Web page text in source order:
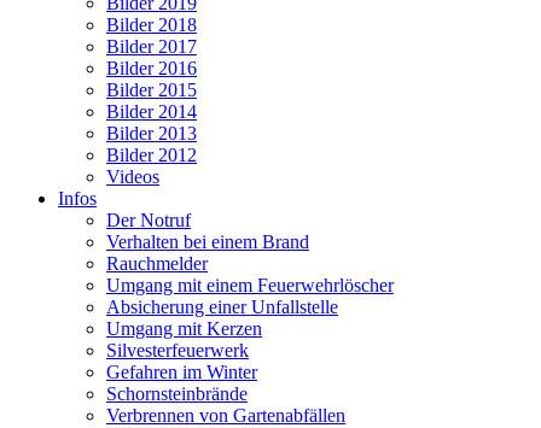
Bilder 2018
Bilder 2017
Bilder 2016
Bilder 2015
Bilder 2014
Bilder 2013
Bilder 2012
Videos
Infos
Der Notruf
Verhalten bei einem Brand
Rauchmelder
Umgang mit einem Feuerwehrlöscher
Absicherung einer Unfallstelle
Umgang mit Kerzen
Silvesterfeuerwerk
Gefahren im Winter
Schornsteinbrände
Verbrennen von Gartenabfällen